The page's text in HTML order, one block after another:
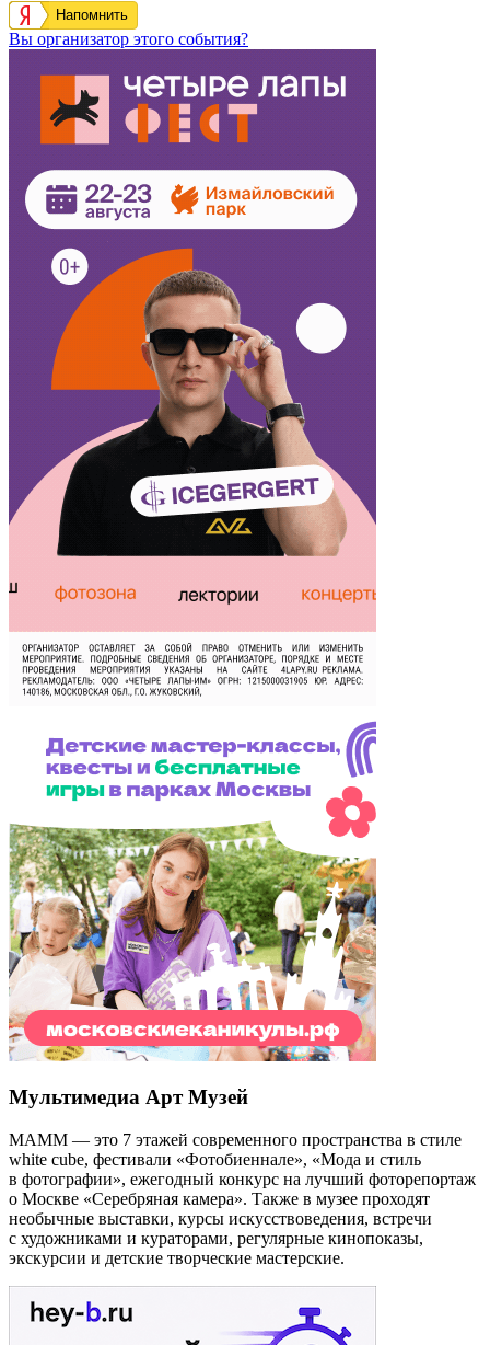
Напомнить
Вы организатор этого события?
Мультимедиа Арт Музей
МАММ — это 7 этажей современного пространства в стиле
white cube, фестивали «Фотобиеннале», «Мода и стиль
в фотографии», ежегодный конкурс на лучший фоторепортаж
о Москве «Серебряная камера». Также в музее проходят
необычные выставки, курсы искусствоведения, встречи
с художниками и кураторами, регулярные кинопоказы,
экскурсии и детские творческие мастерские.